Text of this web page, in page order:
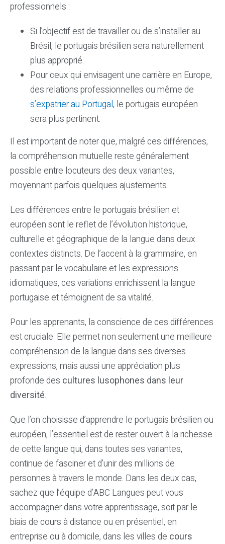
professionnels :
Si l’objectif est de travailler ou de s’installer au
Brésil, le portugais brésilien sera naturellement
plus approprié.
Pour ceux qui envisagent une carrière en Europe,
des relations professionnelles ou même de
s’expatrier au Portugal, le portugais européen
sera plus pertinent.
Il est important de noter que, malgré ces différences,
la compréhension mutuelle reste généralement
possible entre locuteurs des deux variantes,
moyennant parfois quelques ajustements.
Les différences entre le portugais brésilien et
européen sont le reflet de l’évolution historique,
culturelle et géographique de la langue dans deux
contextes distincts. De l’accent à la grammaire, en
passant par le vocabulaire et les expressions
idiomatiques, ces variations enrichissent la langue
portugaise et témoignent de sa vitalité.
Pour les apprenants, la conscience de ces différences
est cruciale. Elle permet non seulement une meilleure
compréhension de la langue dans ses diverses
expressions, mais aussi une appréciation plus
profonde des cultures lusophones dans leur
diversité.
Que l’on choisisse d’apprendre le portugais brésilien ou
européen, l’essentiel est de rester ouvert à la richesse
de cette langue qui, dans toutes ses variantes,
continue de fasciner et d’unir des millions de
personnes à travers le monde. Dans les deux cas,
sachez que l’équipe d’ABC Langues peut vous
accompagner dans votre apprentissage, soit par le
biais de cours à distance ou en présentiel, en
entreprise ou à domicile, dans les villes de cours